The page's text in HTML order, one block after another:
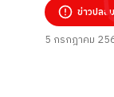
ข่าวปลอม
5 กรกฎาคม